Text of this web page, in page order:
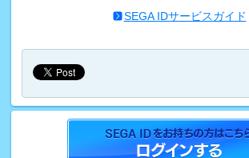
SEGA IDサービスガイド